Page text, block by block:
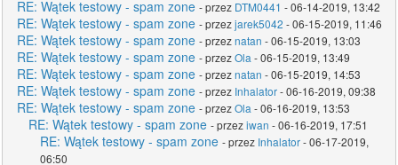
RE: Wątek testowy - spam zone - przez DTM0441 - 06-14-2019, 13:42
RE: Wątek testowy - spam zone - przezjarek5042 - 06-15-2019, 11:46
RE: Wątek testowy - spam zone - przeznatan - 06-15-2019, 13:03
RE: Wątek testowy - spam zone - przezOla - 06-15-2019, 13:49
RE: Wątek testowy - spam zone - przeznatan - 06-15-2019, 14:53
RE: Wątek testowy - spam zone - przez Inhalator- 06-16-2019, 09:38
RE: Wątek testowy - spam zone - przezOla - 06-16-2019, 13:53
RE: Wątek testowy - spam zone - przeziwan - 06-16-2019, 17:51
RE: Wątek testowy - spam zone - przez Inhalator- 06-17-2019,
06:50